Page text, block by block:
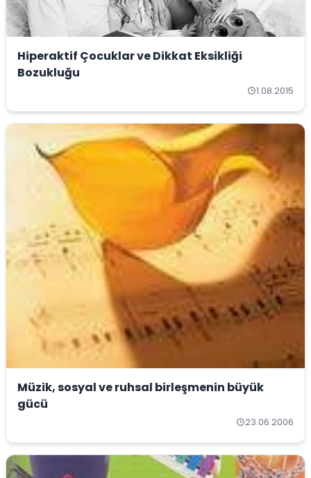
Hiperaktif Çocuklar ve Dikkat Eksikliği
Bozukluğu
1.08.2015
Müzik, sosyal ve ruhsal birleşmenin büyük
gücü
23.06.2006